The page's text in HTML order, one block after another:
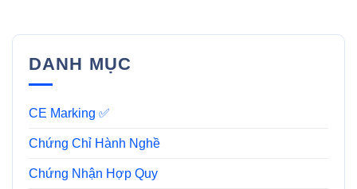
DANH MỤC
CE Marking ✅
Chứng Chỉ Hành Nghề
Chứng Nhận Hợp Quy